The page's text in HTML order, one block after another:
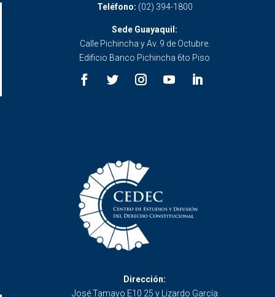
Teléfono: (02) 394-1800
Sede Guayaquil:
Calle Pichincha y Av. 9 de Octubre.
Edificio Banco Pichincha 6to Piso
Dirección:
José Tamayo E10 25 y Lizardo García